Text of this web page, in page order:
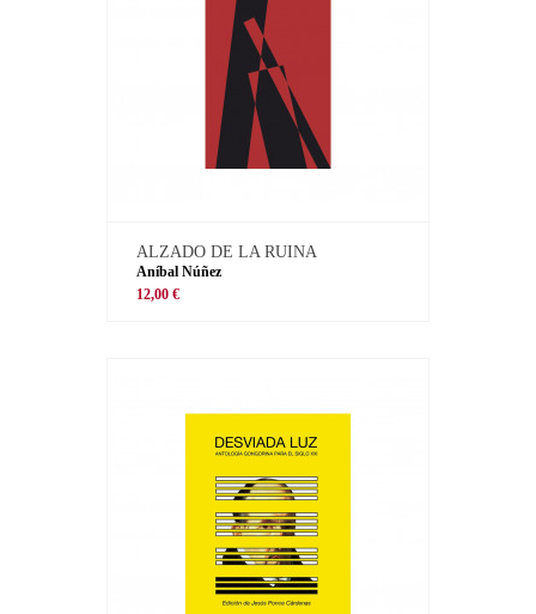
ALZADO DE LA RUINA
Aníbal Núñez
12,00 €